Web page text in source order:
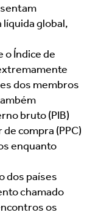
global,
o Índice de
dos membros
bruto (PIB)
compra (PPC)
enquanto
dos países
chamado
os